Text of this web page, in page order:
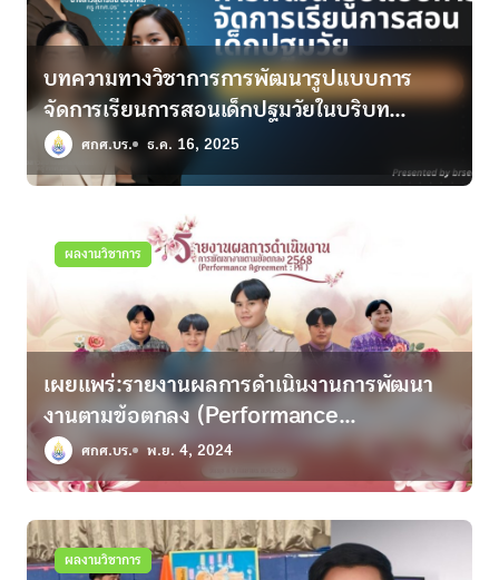
บทความทางวิชาการการพัฒนารูปแบบการ
จัดการเรียนการสอนเด็กปฐมวัยในบริบท
สถานการณ์ความไม่ปลอดภัย:แนวทางการสร้าง
ความมั่นคงทางอารมณ์และการจัดมุมเรียนรู้ใน
ศกศ.บร. ธ.ค. 16, 2025
ผลงานวิชาการ
เผยแพร่:รายงานผลการดำเนินงานการพัฒนา
งานตามข้อตกลง (Performance
Agreement : PA )2568
ศกศ.บร. พ.ย. 4, 2024
ผลงานวิชาการ